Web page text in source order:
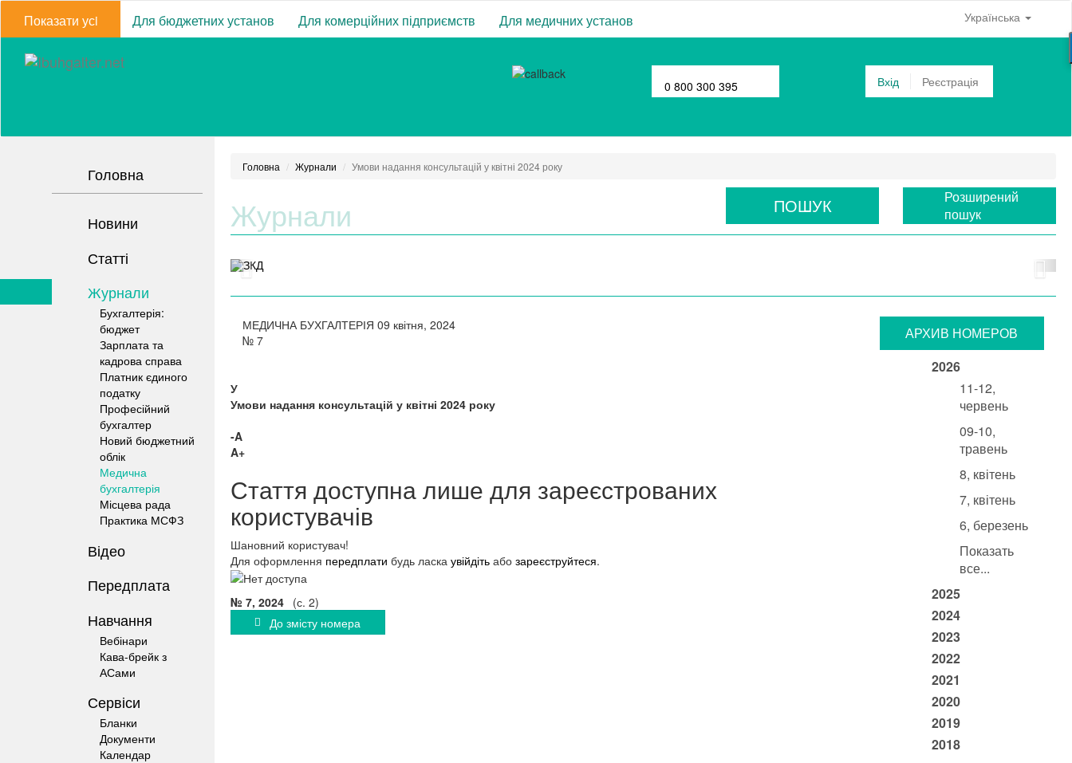
Показати усi Для бюджетних установ Для комерційних підприємств Для медичних установ Українська
0 800 300 395 Вхід Реєстрація
Головна
Новини
Статті
Журнали
Бухгалтерія:
бюджет
Зарплата та
кадрова справа
Платник єдиного
податку
Професійний
бухгалтер
Новий бюджетний
облік
Медична
бухгалтерія
Місцева рада
Практика МСФЗ
Відео
Передплата
Навчання
Вебінари
Кава-брейк з
АСами
Сервіси
Бланки
Документи
Календар
Головна Журнали Умови надання консультацій у квітні 2024 року
Журнали ПОШУК
Розширений
пошук
МЕДИЧНА БУХГАЛТЕРІЯ 09 квітня, 2024
№ 7
У
Умови надання консультацій у квітні 2024 року
-A
A+
Стаття доступна лише для зареєстрованих
користувачів
Шановний користувач!
Для оформлення передплати будь ласка увійдіть або зареєструйтеся.
№ 7, 2024 (с. 2)
До змісту номера
АРХИВ НОМЕРОВ
2026
11-12,
червень
09-10,
травень
8, квітень
7, квітень
6, березень
Показать
все...
2025
2024
2023
2022
2021
2020
2019
2018